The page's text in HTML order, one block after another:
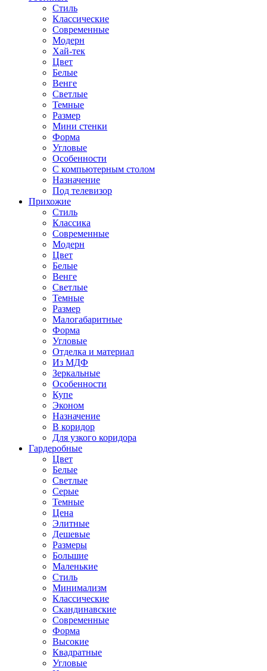
Стиль
Классические
Современные
Модерн
Хай-тек
Цвет
Белые
Венге
Светлые
Темные
Размер
Мини стенки
Форма
Угловые
Особенности
С компьютерным столом
Назначение
Под телевизор
Прихожие
Стиль
Классика
Современные
Модерн
Цвет
Белые
Венге
Светлые
Темные
Размер
Малогабаритные
Форма
Угловые
Отделка и материал
Из МДФ
Зеркальные
Особенности
Купе
Эконом
Назначение
В коридор
Для узкого коридора
Гардеробные
Цвет
Белые
Светлые
Серые
Темные
Цена
Элитные
Дешевые
Размеры
Большие
Маленькие
Стиль
Минимализм
Классические
Скандинавские
Современные
Форма
Высокие
Квадратные
Угловые